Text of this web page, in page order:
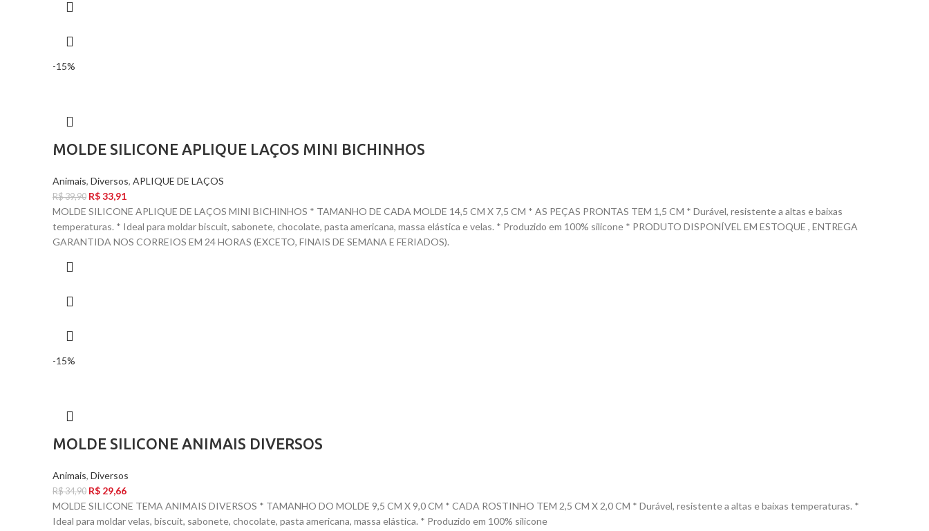
-15%
MOLDE SILICONE APLIQUE LAÇOS MINI BICHINHOS
Animais, Diversos, APLIQUE DE LAÇOS
R$39,90 R$33,91
MOLDE SILICONE APLIQUE DE LAÇOS MINI BICHINHOS * TAMANHO DE CADA MOLDE 14,5 CM X 7,5 CM * AS PEÇAS PRONTAS TEM 1,5 CM * Durável, resistente a altas e baixas
temperaturas. * Ideal para moldar biscuit, sabonete, chocolate, pasta americana, massa elástica e velas. * Produzido em 100% silicone * PRODUTO DISPONÍVEL EM ESTOQUE , ENTREGA
GARANTIDA NOS CORREIOS EM 24 HORAS (EXCETO, FINAIS DE SEMANA E FERIADOS).
-15%
MOLDE SILICONE ANIMAIS DIVERSOS
Animais, Diversos
R$34,90 R$ 29,66
MOLDE SILICONE TEMA ANIMAIS DIVERSOS * TAMANHO DO MOLDE 9,5 CM X 9,0 CM * CADA ROSTINHO TEM 2,5 CM X 2,0 CM * Durável, resistente a altas e baixas temperaturas. *
Ideal para moldar velas, biscuit, sabonete, chocolate, pasta americana, massa elástica. * Produzido em 100% silicone